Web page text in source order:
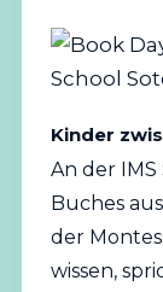
Kinder
An der
Buches
der
wissen,